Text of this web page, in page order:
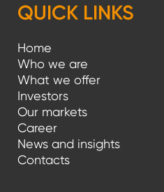
QUICK LINKS
Home
Who we are
What we offer
Investors
Our markets
Career
News and insights
Contacts